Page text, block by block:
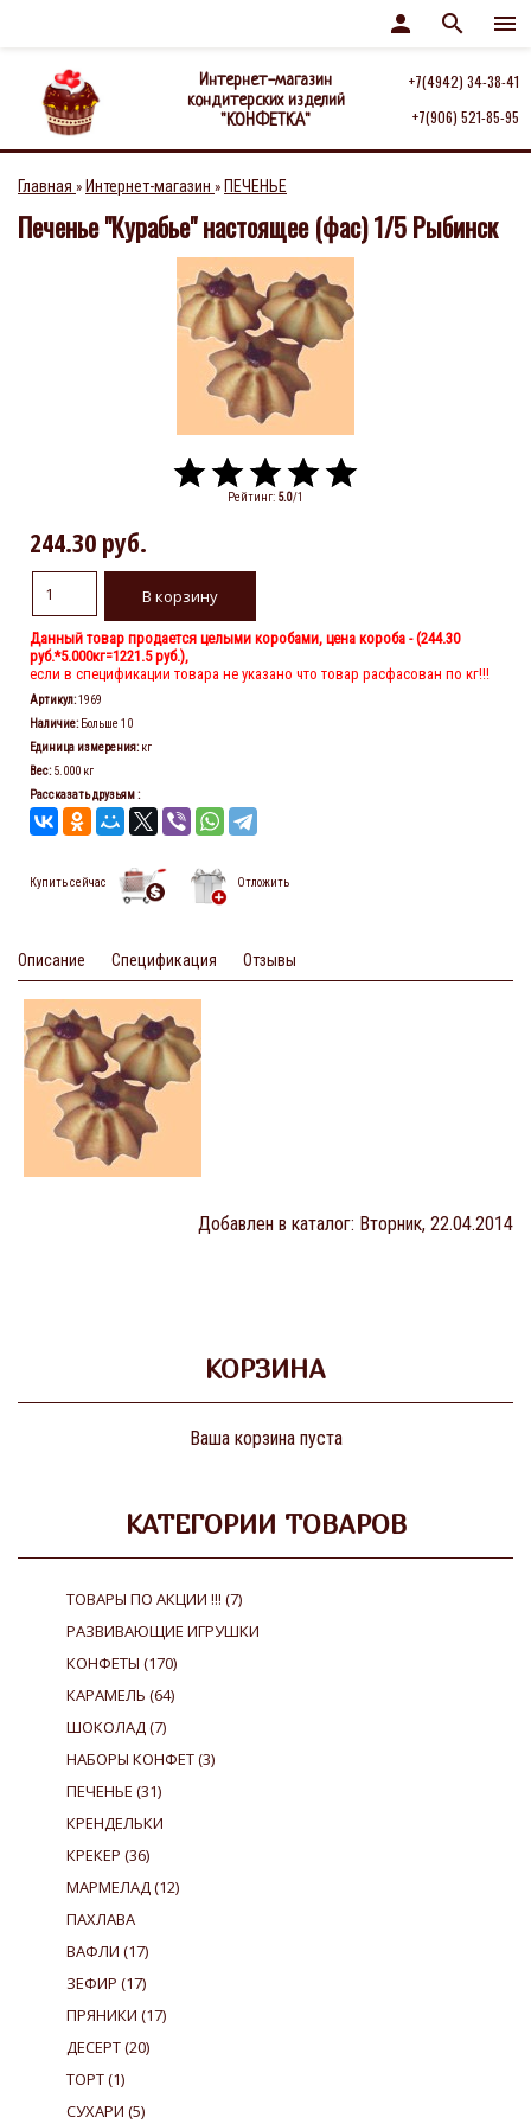
menu
search
person
Интернет-магазин
кондитерских изделий
"КОНФЕТКА"
+7(4942) 34-38-41
+7(906) 521-85-95
Главная » Интернет-магазин » ПЕЧЕНЬЕ
Печенье "Курабье" настоящее (фас) 1/5 Рыбинск
Рейтинг: 5.0/1
244.30 руб.
Данный товар продается целыми коробами, цена короба - (244.30
руб.*5.000кг=1221.5 руб.),
если в спецификации товара не указано что товар расфасован по кг!!!
Артикул:1969
Наличие: Больше 10
Единица измерения: кг
Вес: 5.000 кг
Рассказать друзьям:
Купить сейчас Отложить
Описание Спецификация Отзывы
Добавлен в каталог: Вторник, 22.04.2014
КОРЗИНА
Ваша корзина пуста
КАТЕГОРИИ ТОВАРОВ
ТОВАРЫ ПО АКЦИИ !!! (7)
РАЗВИВАЮЩИЕ ИГРУШКИ
КОНФЕТЫ (170)
КАРАМЕЛЬ (64)
ШОКОЛАД(7)
НАБОРЫ КОНФЕТ(3)
ПЕЧЕНЬЕ (31)
КРЕНДЕЛЬКИ
КРЕКЕР (36)
МАРМЕЛАД(12)
ПАХЛАВА
ВАФЛИ (17)
ЗЕФИР (17)
ПРЯНИКИ (17)
ДЕСЕРТ(20)
ТОРТ(1)
СУХАРИ (5)